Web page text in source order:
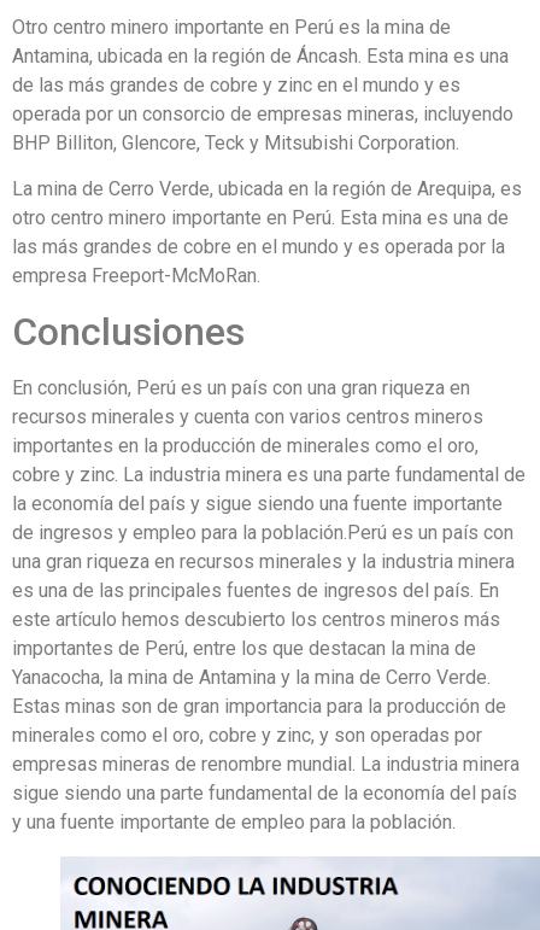
Otro centro minero importante en Perú es la mina de
Antamina, ubicada en la región de Áncash. Esta mina es una
de las más grandes de cobre y zinc en el mundo y es
operada por un consorcio de empresas mineras, incluyendo
BHP Billiton, Glencore, Teck y Mitsubishi Corporation.
La mina de Cerro Verde, ubicada en la región de Arequipa, es
otro centro minero importante en Perú. Esta mina es una de
las más grandes de cobre en el mundo y es operada por la
empresa Freeport-McMoRan.
Conclusiones
En conclusión, Perú es un país con una gran riqueza en
recursos minerales y cuenta con varios centros mineros
importantes en la producción de minerales como el oro,
cobre y zinc. La industria minera es una parte fundamental de
la economía del país y sigue siendo una fuente importante
de ingresos y empleo para la población.Perú es un país con
una gran riqueza en recursos minerales y la industria minera
es una de las principales fuentes de ingresos del país. En
este artículo hemos descubierto los centros mineros más
importantes de Perú, entre los que destacan la mina de
Yanacocha, la mina de Antamina y la mina de Cerro Verde.
Estas minas son de gran importancia para la producción de
minerales como el oro, cobre y zinc, y son operadas por
empresas mineras de renombre mundial. La industria minera
sigue siendo una parte fundamental de la economía del país
y una fuente importante de empleo para la población.